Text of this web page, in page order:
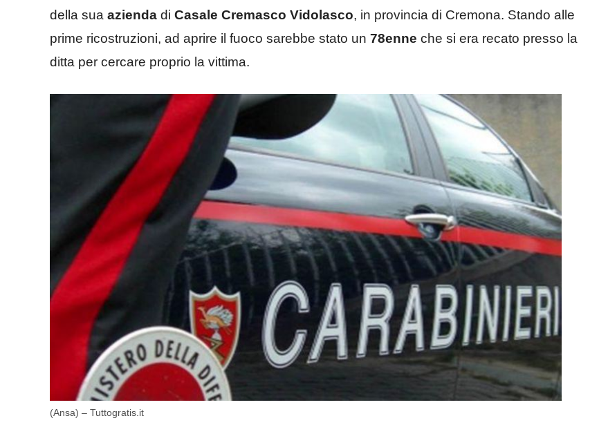
della sua azienda di Casale Cremasco Vidolasco, in provincia di Cremona. Stando alle
prime ricostruzioni, ad aprire il fuoco sarebbe stato un 78enne che si era recato presso la
ditta per cercare proprio la vittima.
(Ansa) – Tuttogratis.it